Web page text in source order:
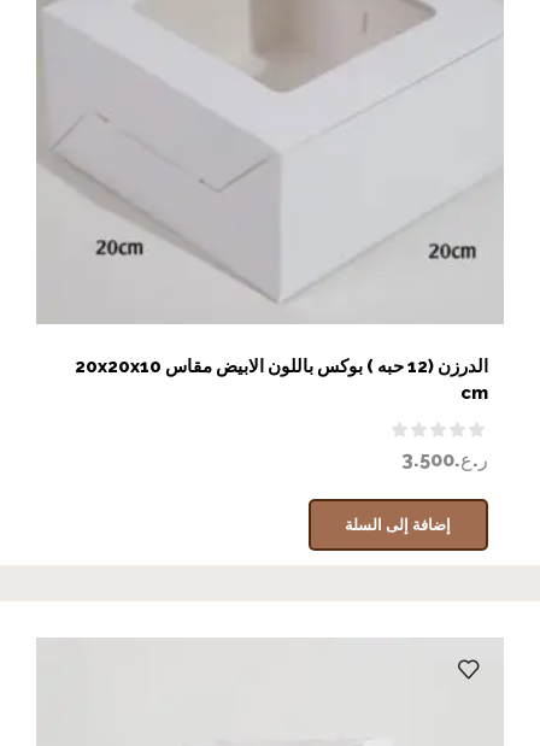
الدرزن (12 حبه ) بوكس باللون الابيض مقاس 20x20x10
cm
ر.ع.3.500
إضافة إلى السلة